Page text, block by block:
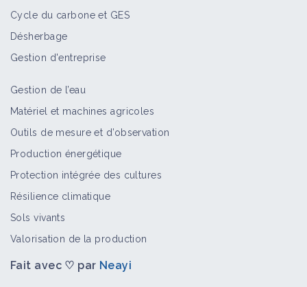
Cycle du carbone et GES
Désherbage
Gestion d'entreprise
Gestion de l’eau
Matériel et machines agricoles
Outils de mesure et d’observation
Production énergétique
Protection intégrée des cultures
Résilience climatique
Sols vivants
Valorisation de la production
Fait avec ♡ par Neayi